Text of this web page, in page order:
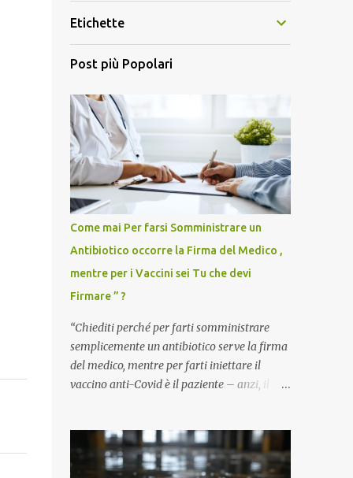
Etichette
Post più Popolari
Come mai Per farsi Somministrare un
Antibiotico occorre la Firma del Medico ,
mentre per i Vaccini sei Tu che devi
Firmare ” ?
“Chiediti perché per farti somministrare
semplicemente un antibiotico serve la firma
del medico, mentre per farti iniettare il
vaccino anti-Covid è il paziente – anzi, il
domanda tanto semplice quanto devastante
quella posta dal dottor Andrea Stramezzi,